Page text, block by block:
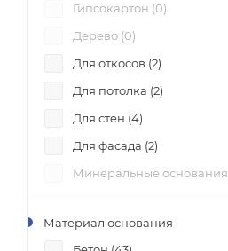
Гипсокартон (0)
Дерево (0)
Для откосов (2)
Для потолка (2)
Для стен (4)
Для фасада (2)
Минеральные
Материал основания